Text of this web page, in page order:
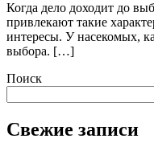
Когда дело доходит до
привлекают такие
интересы. У насекомых,
выбора. […]
Поиск
Свежие записи